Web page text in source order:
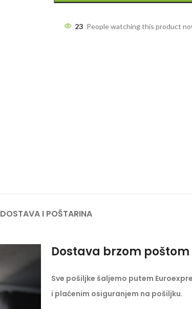
23 People watching this product
DOSTAVA I POŠTARINA
Dostava brzom
Sve pošiljke šaljemo putem
i plaćenim osiguranjem na pošiljku.